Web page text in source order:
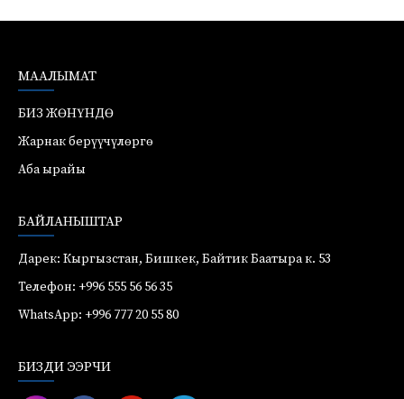
МААЛЫМАТ
БИЗ ЖӨНҮНДӨ
Жарнак берүүчүлөргө
Аба ырайы
БАЙЛАНЫШТАР
Дарек: Кыргызстан, Бишкек, Байтик Баатыра к. 53
Телефон: +996 555 56 56 35
WhatsApp: +996 777 20 55 80
БИЗДИ ЭЭРЧИ